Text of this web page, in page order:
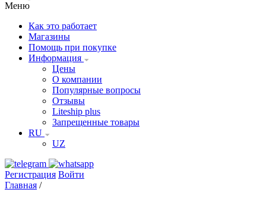
Меню
Как это работает
Магазины
Помощь при покупке
Информация
Цены
О компании
Популярные вопросы
Отзывы
Liteship plus
Запрещенные товары
RU
UZ
Регистрация Войти
Главная /